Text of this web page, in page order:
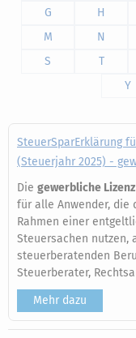
G
H
M
N
S
T
Y
SteuerSparErklärung
(Steuerjahr 2025) -
Die gewerbliche
für alle Anwender, die
Rahmen einer
Steuersachen nutzen,
steuerberatenden
Steuerberater,
Mehr dazu